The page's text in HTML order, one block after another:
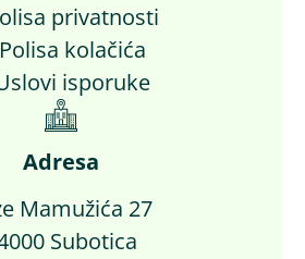
privatnosti
Polisa kolačića
isporuke
Adresa
Mamužića 27
Subotica